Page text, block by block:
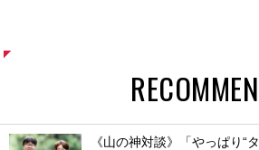
《山の神対談》「やっぱり“